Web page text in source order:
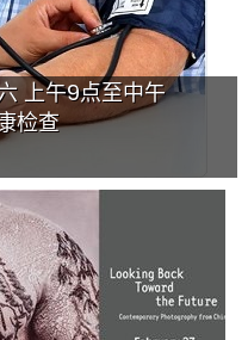
上午9点至中午
检查